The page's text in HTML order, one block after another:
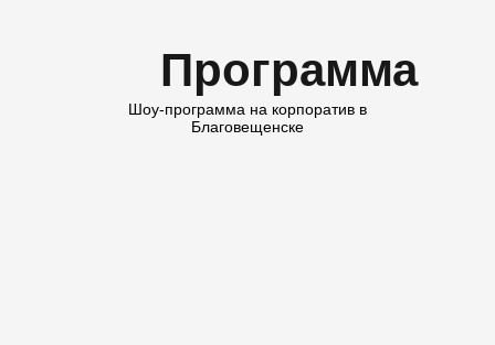
Программа
Шоу-программа на корпоратив в
Благовещенске